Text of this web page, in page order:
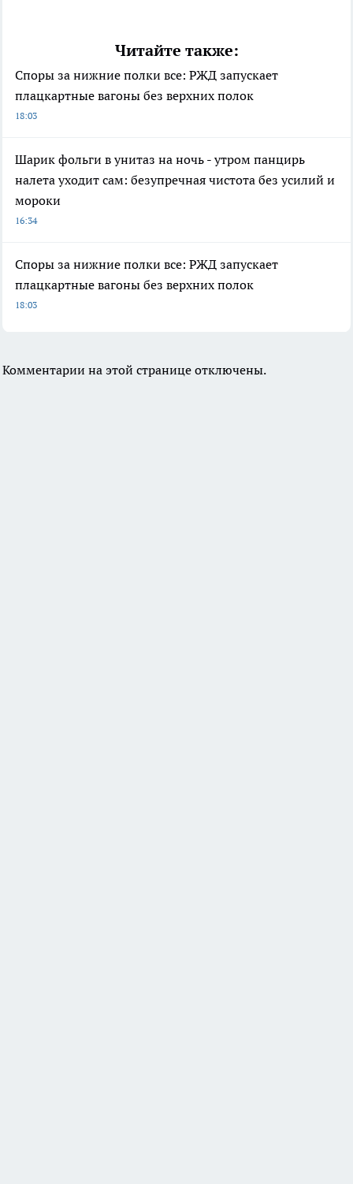
Читайте также:
Споры за нижние полки все: РЖД запускает
плацкартные вагоны без верхних полок
18:03
Шарик фольги в унитаз на ночь - утром панцирь
налета уходит сам: безупречная чистота без усилий и
мороки
16:34
Споры за нижние полки все: РЖД запускает
плацкартные вагоны без верхних полок
18:03
Комментарии на этой странице отключены.